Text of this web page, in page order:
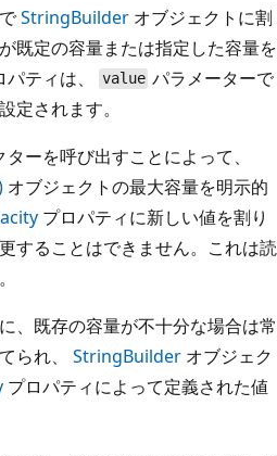
StringBuilder オブジェクトに割
既定の容量または指定した容量を
パティは、 value パラメーターで
定されます。
ーを呼び出すことによって、
オブジェクトの最大容量を明示的
プロパティに新しい値を割り
することはできません。これは読
、既存の容量が不十分な場合は常
られ、 StringBuilder オブジェク
プロパティによって定義された値